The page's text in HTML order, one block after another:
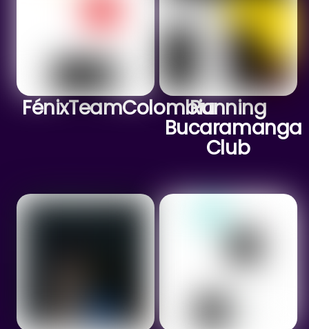
FénixTeamColombiaRunning
Bucaramanga
Club